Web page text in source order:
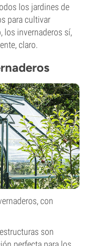
los jardines de
para cultivar
los invernaderos sí,
claro.
con
son